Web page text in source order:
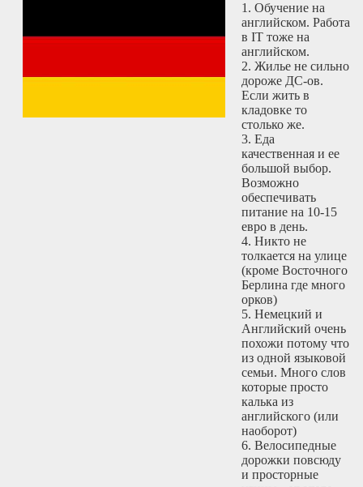
1. Обучение на
английском. Работа
в IT тоже на
английском.
2. Жилье не сильно
дороже ДС-ов.
Если жить в
кладовке то
столько же.
3. Еда
качественная и ее
большой выбор.
Возможно
обеспечивать
питание на 10-15
евро в день.
4. Никто не
толкается на улице
(кроме Восточного
Берлина где много
орков)
5. Немецкий и
Английский очень
похожи потому что
из одной языковой
семьи. Много слов
которые просто
калька из
английского (или
наоборот)
6. Велосипедные
дорожки повсюду
и просторные